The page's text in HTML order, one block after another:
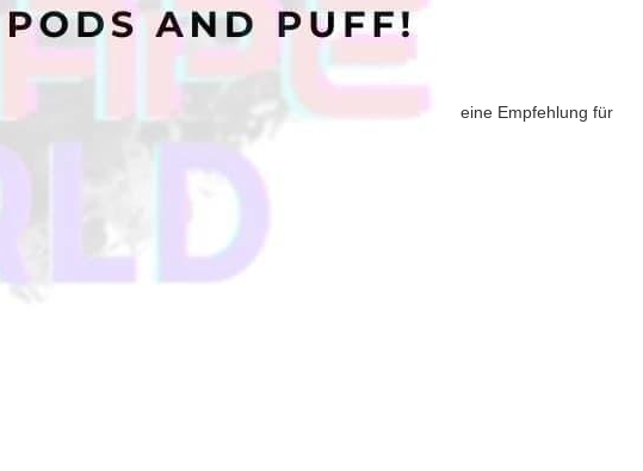
eine Empfehlung für